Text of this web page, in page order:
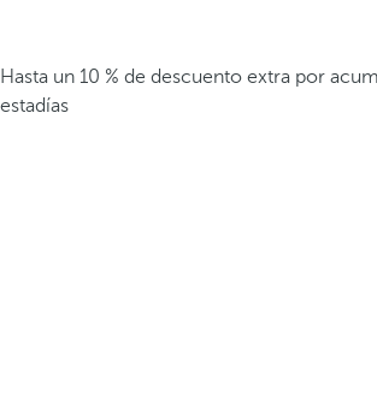
Hasta un 10 % de descuento extra por
estadías